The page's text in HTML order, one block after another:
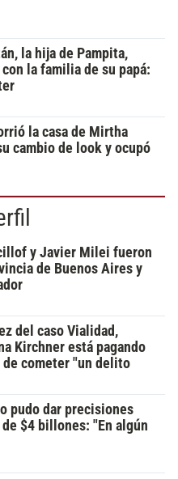
la hija de Pampita,
la familia de su papá:
la casa de Mirtha
cambio de look y ocupó
y Javier Milei fueron
de Buenos Aires y
del caso Vialidad,
Kirchner está pagando
de cometer "un delito
pudo dar precisiones
$4 billones: "En algún